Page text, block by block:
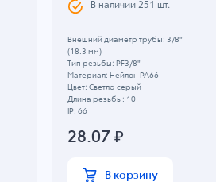
В наличии251 шт.
Внешний диаметр трубы: 3/8"
(18.3 мм)
Тип резьбы: PF3/8"
Материал: Нейлон PA66
Цвет: Светло-серый
Длина резьбы: 10
IP: 66
28.07 ₽
В корзину